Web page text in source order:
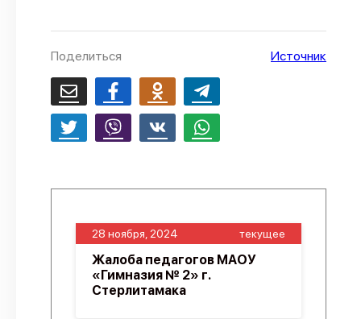
Поделиться Источник
28 ноября, 2024 текущее
Жалоба педагогов МАОУ
«Гимназия № 2» г.
Стерлитамака